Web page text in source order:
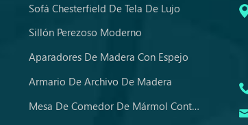
Sofá Chesterfield De Tela De Lujo
Sillón Perezoso Moderno
Aparadores De Madera Con Espejo
Armario De Archivo De Madera
Mesa De Comedor De Mármol Contemporánea